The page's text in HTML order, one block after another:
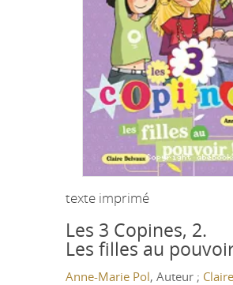
texte imprimé
Les 3 Copines, 2.
Les filles au
Anne-Marie Pol, Auteur ;